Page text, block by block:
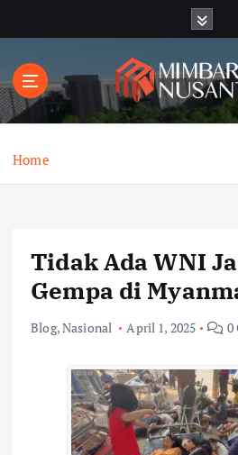
t
o
Home
Tidak Ada WNI
Gempa di
Blog,Nasional April 1, 2025 0